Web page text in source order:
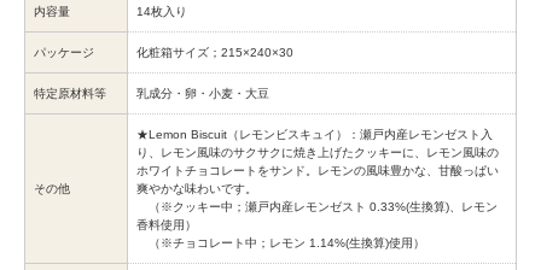
内容量 14枚入り
パッケージ 化粧箱サイズ；215×240×30
特定原材料等 乳成分・卵・小麦・大豆
その他
★Lemon Biscuit（レモンビスキュイ）：瀬戸内産レモンゼスト入
り、レモン風味のサクサクに焼き上げたクッキーに、レモン風味の
ホワイトチョコレートをサンド。レモンの風味豊かな、甘酸っぱい
爽やかな味わいです。
（※クッキー中；瀬戸内産レモンゼスト 0.33%(生換算)、レモン
香料使用）
（※チョコレート中；レモン 1.14%(生換算)使用）